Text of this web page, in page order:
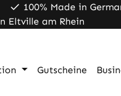
100% Made in
Eltville am Rhein
Gutscheine